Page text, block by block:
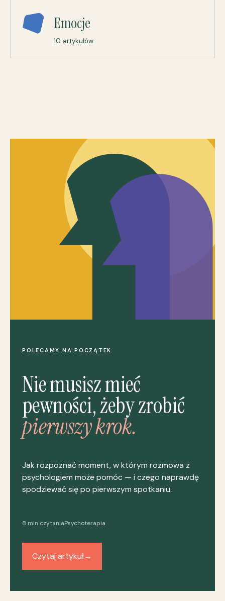
Emocje
10 artykułów
POLECAMY NA POCZĄTEK
Nie musisz mieć
pewności, żeby zrobić
pierwszy krok.
Jak rozpoznać moment, w którym rozmowa z
psychologiem może pomóc — i czego naprawdę
spodziewać się po pierwszym spotkaniu.
8 min czytaniaPsychoterapia
Czytaj artykuł→